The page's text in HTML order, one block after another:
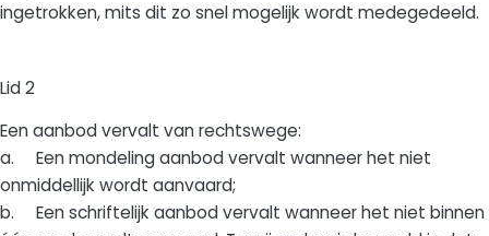
ingetrokken, mits dit zo snel mogelijk wordt medegedeeld.
Lid 2
Een aanbod vervalt van rechtswege:
a. Een mondeling aanbod vervalt wanneer het niet
onmiddellijk wordt aanvaard;
b. Een schriftelijk aanbod vervalt wanneer het niet binnen